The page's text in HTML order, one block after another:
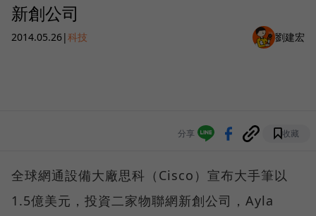
新創公司
2014.05.26|科技 劉建宏
分享 收藏
全球網通設備大廠思科（Cisco）宣布大手筆以
1.5億美元，投資二家物聯網新創公司，Ayla